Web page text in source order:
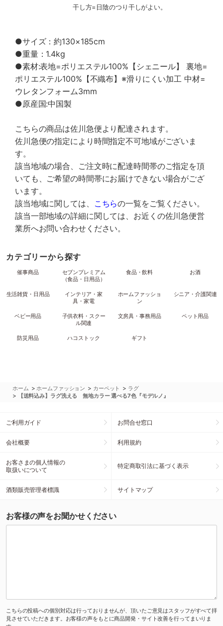
干し方=日陰のつり干しがよい。
●サイズ：約130×185cm
●重量：1.4kg
●素材:表地=ポリエステル100%【シェニール】 裏地=
ポリエステル100%【不織布】※滑りにくい加工 中材=
ウレタンフォーム3mm
●原産国:中国製
こちらの商品は佐川急便より配達されます。
佐川急便の指定により時間指定不可地域がございま
す。
該当地域の場合、ご注文時に配達時間帯のご指定を頂
いても、ご希望の時間帯にお届けできない場合がござ
います。
該当地域に関しては、
こちらの一覧をご覧ください。
該当一部地域の詳細に関しては、お近くの佐川急便営
業所へお問い合わせください。
カテゴリーから探す
催事商品
セブンプレミアム
（食品・日用品）
食品・飲料 お酒
生活雑貨・日用品
インテリア・家
具・家電
ホームファッショ
ン
シニア・介護関連
ベビー用品
子供衣料・スクー
ル関連
文房具・事務用品 ペット用品
防災用品 ハコストック ギフト
ホーム > ホームファッション > カーペット > ラグ
> 【送料込み】ラグ洗える 無地カラー 選べる7色『モデルノ』
ご利用ガイド お問合せ窓口
会社概要 利用規約
お客さまの個人情報の
取扱いについて
特定商取引法に基づく表示
酒類販売管理者標識 サイトマップ
お客様の声をお聞かせください
こちらの投稿への個別対応は行っておりませんが、頂いたご意見はスタッフがすべて拝
見させていただきます。お客様の声をもとに商品開発・サイト改善を行ってまいりま